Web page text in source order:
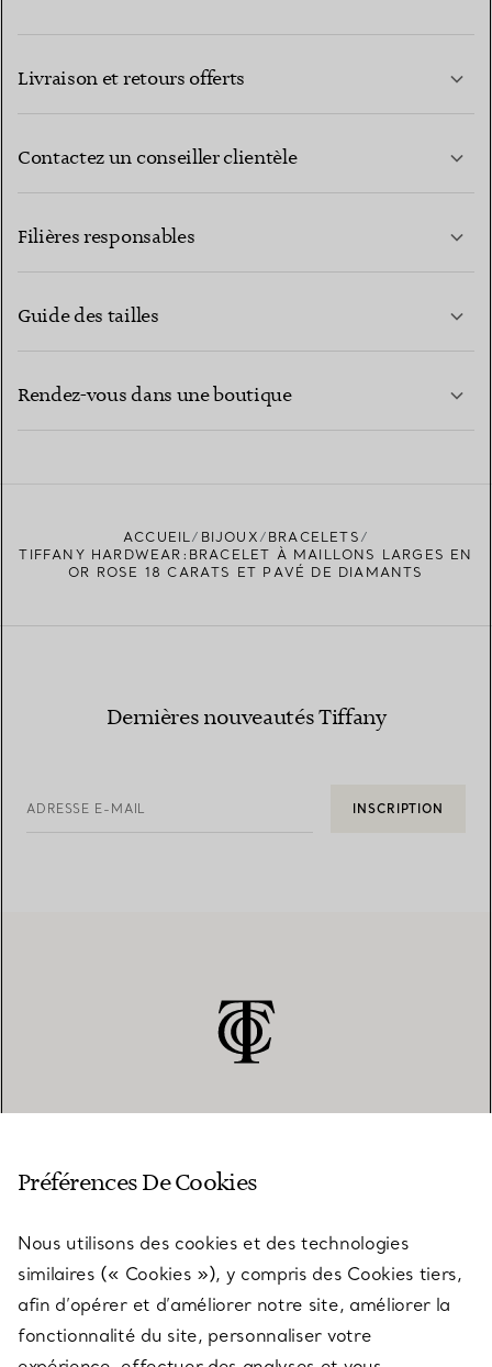
Livraison et retours offerts
Contactez un conseiller clientèle
Filières responsables
Guide des tailles
Rendez-vous dans une boutique
TROUVEZ LA BOUTIQUE LA PLUS PROCHE
ACCUEIL BIJOUX
BRACELETS
TIFFANY HARDWEAR:BRACELET À MAILLONS LARGES EN
OR ROSE 18 CARATS ET PAVÉ DE DIAMANTS
Dernières nouveautés Tiffany
ADRESSE E-MAIL INSCRIPTION
SERVICES
À PROPOS
Préférences De Cookies
Nous utilisons des cookies et des technologies
similaires (« Cookies »), y compris des Cookies tiers,
afin d’opérer et d’améliorer notre site, améliorer la
fonctionnalité du site, personnaliser votre